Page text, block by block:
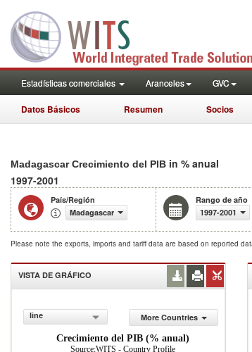
Estadísticas comerciales Aranceles GVC
Datos Básicos Resumen Socios
Madagascar Crecimiento del PIB in % anual
1997-2001
País/Región
Madagascar
Rango de año
1997-2001
Please note the exports, imports and tariff data are based on reported
VISTA DE GRÁFICO
line
More Countries
Crecimiento del PIB (% anual)
Source:WITS - Country Profile